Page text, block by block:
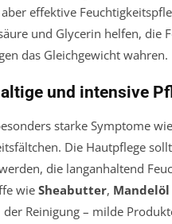
effektive
und Glycerin helfen, die
das Gleichgewicht wahren.
und intensive
starke Symptome
Die Hautpflege
die langanhaltend
wie Sheabutter, Mandelöl
Reinigung – milde